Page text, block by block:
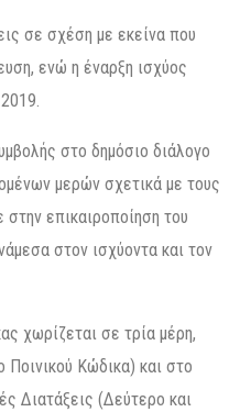
σε σχέση με εκείνα που
ενώ η έναρξη ισχύος
στο δημόσιο διάλογο
μερών σχετικά με τους
επικαιροποίηση του
στον ισχύοντα και τον
χωρίζεται σε τρία μέρη,
Κώδικα) και στο
Διατάξεις (Δεύτερο και